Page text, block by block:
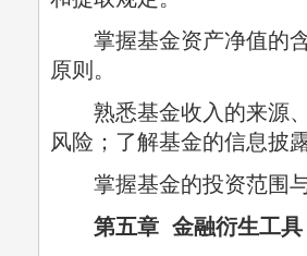
掌握基金资产净值的含
原则。
熟悉基金收入的来源、
风险；了解基金的信息披
掌握基金的投资范围与
第五章 金融衍生工具